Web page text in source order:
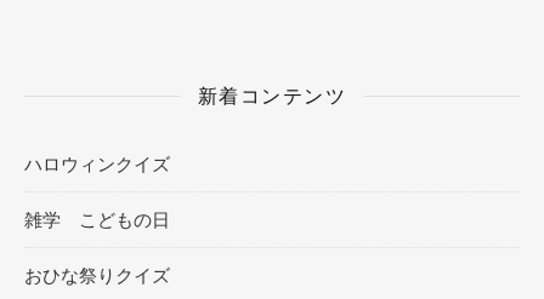
新着コンテンツ
ハロウィンクイズ
雑学 こどもの日
おひな祭りクイズ